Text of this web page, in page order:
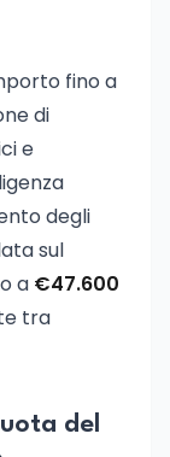
fino a
di
e
degli
sul
a €47.600
tra
del